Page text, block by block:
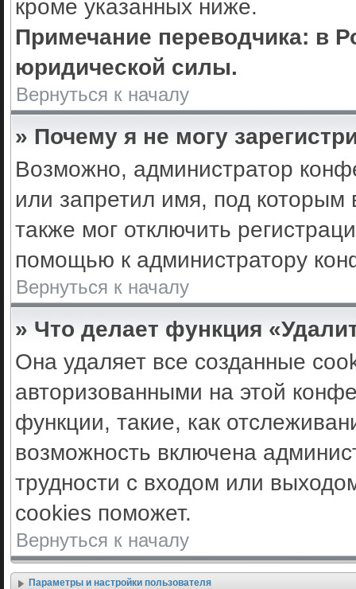
кроме указанных ниже.
Примечание переводчика: в
юридической силы.
Вернуться к началу
» Почему я не могу
Возможно, администратор
или запретил имя, под которым
также мог отключить
помощью к администратору
Вернуться к началу
» Что делает функция
Она удаляет все созданные
авторизованными на этой
функции, такие, как
возможность включена
трудности с входом или
cookies поможет.
Вернуться к началу
Параметры и настройки пользователя